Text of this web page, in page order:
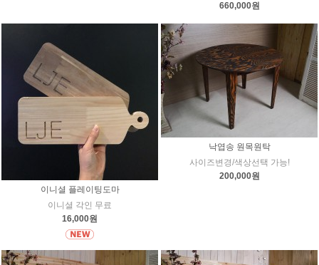
660,000원
이니셜 플레이팅도마
이니셜 각인 무료
16,000원
낙엽송 원목원탁
사이즈변경/색상선택 가능!
200,000원